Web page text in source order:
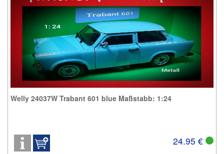
Welly 24037W Trabant 601 blue Maßstabb: 1:24
24.95 €